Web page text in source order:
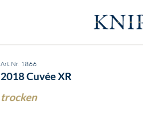
Art.Nr. 1866
2018 Cuvée XR
trocken